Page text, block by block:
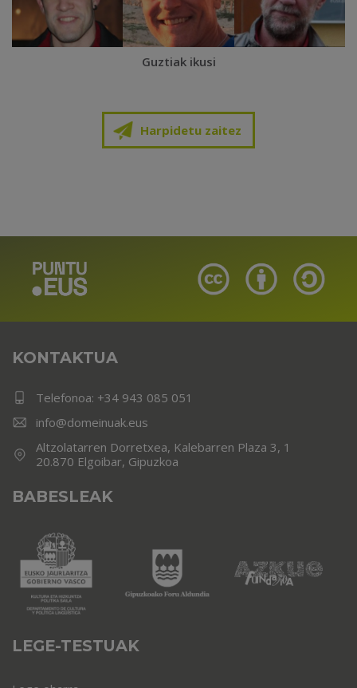
Guztiak ikusi
Harpidetu zaitez
KONTAKTUA
Telefonoa: +34 943 085 051
info@domeinuak.eus
Altzolatarren Dorretxea, Kalebarren Plaza 3, 1
20.870 Elgoibar, Gipuzkoa
BABESLEAK
LEGE-TESTUAK